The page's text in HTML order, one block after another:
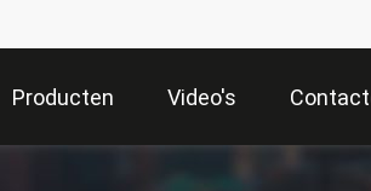
Producten Video's